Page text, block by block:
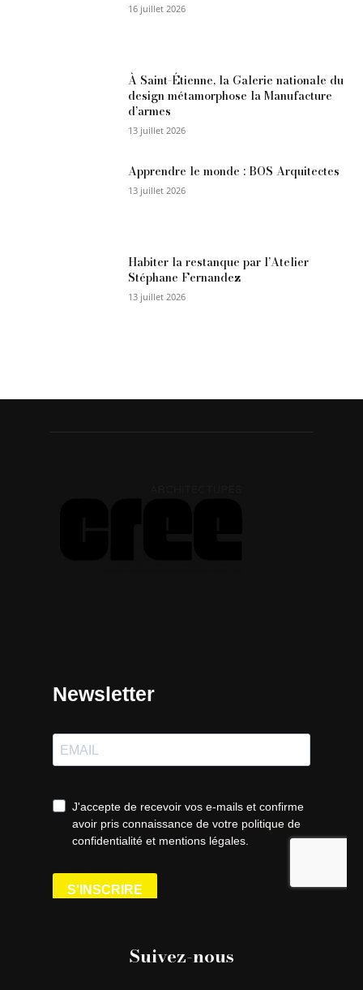
16 juillet 2026
À Saint-Étienne, la Galerie nationale du
design métamorphose la Manufacture
d’armes
13 juillet 2026
Apprendre le monde : BOS Arquitectes
13 juillet 2026
Habiter la restanque par l’Atelier
Stéphane Fernandez
13 juillet 2026
Suivez-nous